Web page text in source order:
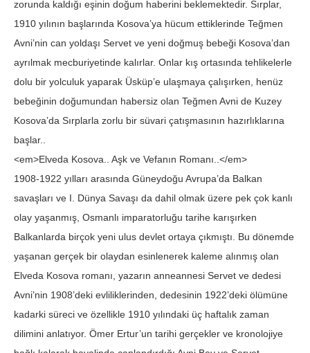
zorunda kaldığı eşinin doğum haberini beklemektedir. Sırplar,
1910 yılının başlarında Kosova’ya hücum ettiklerinde Teğmen
Avni’nin can yoldaşı Servet ve yeni doğmuş bebeği Kosova’dan
ayrılmak mecburiyetinde kalırlar. Onlar kış ortasında tehlikelerle
dolu bir yolculuk yaparak Üsküp’e ulaşmaya çalışırken, henüz
bebeğinin doğumundan habersiz olan Teğmen Avni de Kuzey
Kosova’da Sırplarla zorlu bir süvari çatışmasının hazırlıklarına
başlar..
<em>Elveda Kosova.. Aşk ve Vefanın Romanı..</em>
1908-1922 yılları arasında Güneydoğu Avrupa’da Balkan
savaşları ve I. Dünya Savaşı da dahil olmak üzere pek çok kanlı
olay yaşanmış, Osmanlı imparatorluğu tarihe karışırken
Balkanlarda birçok yeni ulus devlet ortaya çıkmıştı. Bu dönemde
yaşanan gerçek bir olaydan esinlenerek kaleme alınmış olan
Elveda Kosova romanı, yazarın anneannesi Servet ve dedesi
Avni’nin 1908’deki evliliklerinden, dedesinin 1922’deki ölümüne
kadarki süreci ve özellikle 1910 yılındaki üç haftalık zaman
dilimini anlatıyor. Ömer Ertur’un tarihi gerçekler ve kronolojiye